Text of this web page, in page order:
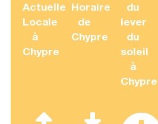
Actuelle
Locale
à
Chypre
Horaire
de
Chypre
du
lever
du
soleil
à
Chypre